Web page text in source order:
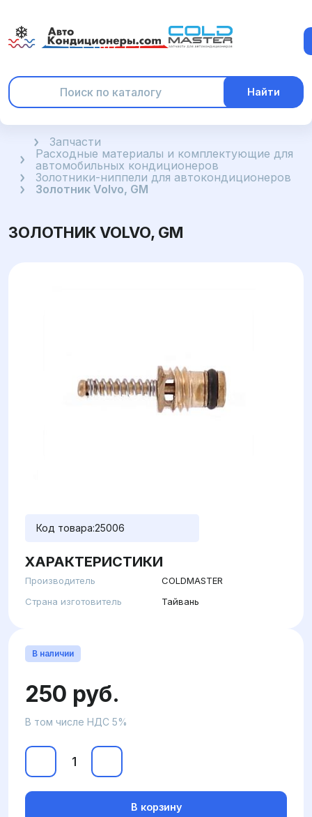
Найти
ГлавнаяЗапчасти
Расходные материалы и комплектующие для
автомобильных кондиционеров
Золотники-ниппели для автокондиционеров
Золотник Volvo, GM
ЗОЛОТНИК VOLVO, GM
Код товара:25006
ХАРАКТЕРИСТИКИ
Производитель
COLDMASTER
Страна изготовитель
Тайвань
В наличии
250 руб.
В том числе НДС 5%
В корзину